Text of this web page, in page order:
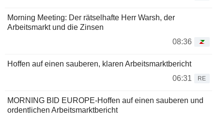
Morning Meeting: Der rätselhafte Herr Warsh, der
Arbeitsmarkt und die Zinsen
08:36
Hoffen auf einen sauberen, klaren Arbeitsmarktbericht
06:31
RE
MORNING BID EUROPE-Hoffen auf einen sauberen und
ordentlichen Arbeitsmarktbericht